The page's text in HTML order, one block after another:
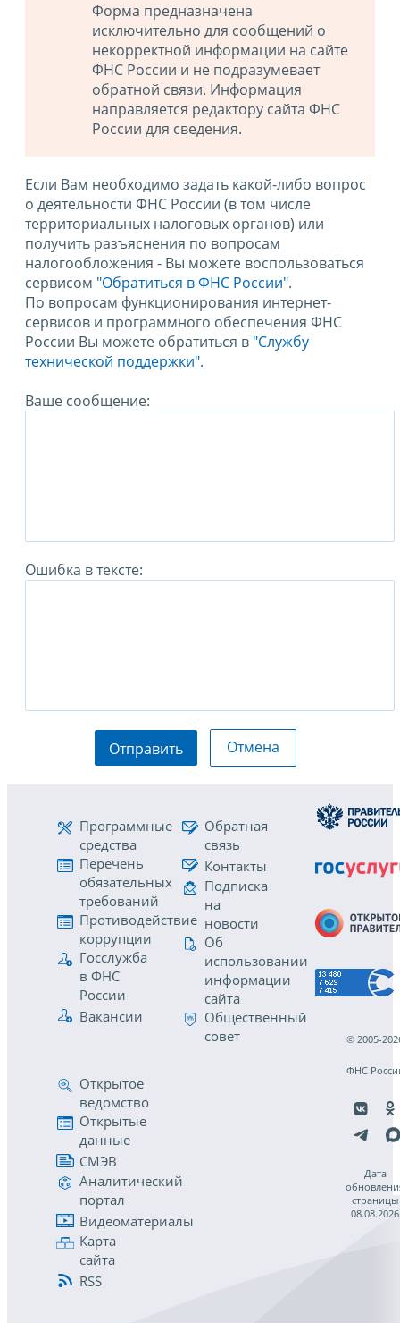
Форма предназначена
исключительно для сообщений о
некорректной информации на сайте
ФНС России и не подразумевает
обратной связи. Информация
направляется редактору сайта ФНС
России для сведения.
Если Вам необходимо задать какой-либо вопрос
о деятельности ФНС России (в том числе
территориальных налоговых органов) или
получить разъяснения по вопросам
налогообложения - Вы можете воспользоваться
сервисом "Обратиться в ФНС России".
По вопросам функционирования интернет-
сервисов и программного обеспечения ФНС
России Вы можете обратиться в "Службу
технической поддержки".
Ваше сообщение:
Ошибка в тексте:
Отправить Отмена
Программные
средства
Перечень
обязательных
требований
Противодействие
коррупции
Госслужба
в ФНС
России
Вакансии
Обратная
связь
Контакты
Подписка
на
новости
Об
использовании
информации
сайта
Общественный
совет
Открытое
ведомство
Открытые
данные
СМЭВ
Аналитический
портал
Видеоматериалы
Карта
сайта
RSS
© 2005-
ФНС
Дата
страницы
08.08.2026